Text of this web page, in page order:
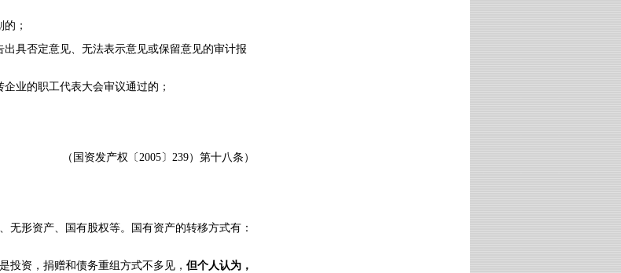
；
具否定意见、无法表示意见或保留意见的审计报
业的职工代表大会审议通过的；
（国资发产权〔 2005 〕 239）第十八条）
无形资产、国有股权等。国有资产的转移方式有：
投资，捐赠和债务重组方式不多见， 但个人认为，